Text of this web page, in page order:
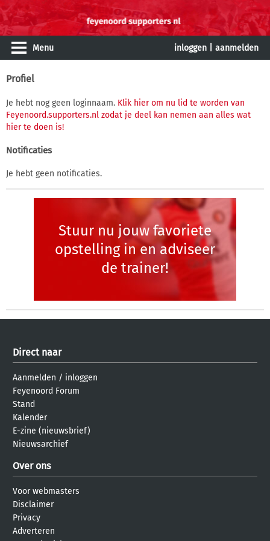
Menu inloggen aanmelden
Profiel
Je hebt nog geen loginnaam. Klik hier om nu lid te worden van
Feyenoord.supporters.nl zodat je deel kan nemen aan alles wat
hier te doen is!
Notificaties
Je hebt geen notificaties.
Stuur nu jouw favoriete
opstelling in en adviseer
de trainer!
Direct naar
Aanmelden / inloggen
Feyenoord Forum
Stand
Kalender
E-zine (nieuwsbrief)
Nieuwsarchief
Over ons
Voor webmasters
Disclaimer
Privacy
Adverteren